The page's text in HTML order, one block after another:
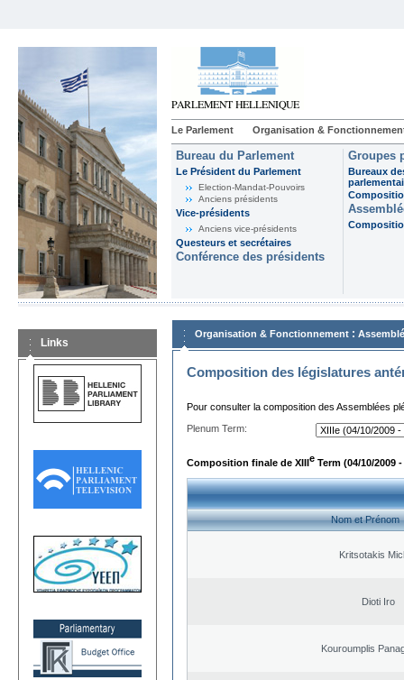
Le Parlement Organisation &
Bureau du Parlement
Le Président du Parlement
Election-Mandat-Pouvoirs
Anciens présidents
Vice-présidents
Anciens vice-présidents
Questeurs et secrétaires
Conférence des présidents
Groupes
Bureaux
Links
Organisation & Fonctionnement :
Composition des législatures
Pour consulter la composition des Assemblées
Plenum Term:
Composition finale de XIIIe Term (04/10/2009 -
Nom et Prénom
Kritsotakis
Dioti Iro
Kouroumplis